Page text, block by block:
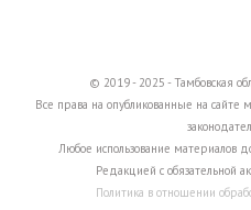
© 2019 - 2025 - Тамбовская
Все права на опубликованные на сайте
Любое использование материалов
Редакцией с обязательной
Политика в отношении